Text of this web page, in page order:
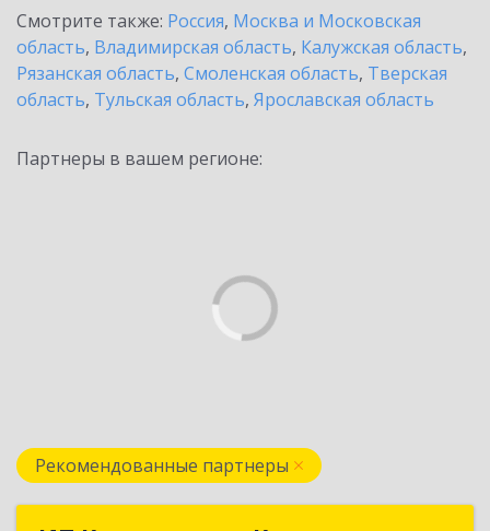
Смотрите также: Россия, Москва и Московская
область, Владимирская область, Калужская область,
Рязанская область, Смоленская область, Тверская
область, Тульская область, Ярославская область
Партнеры в вашем регионе:
Рекомендованные партнеры